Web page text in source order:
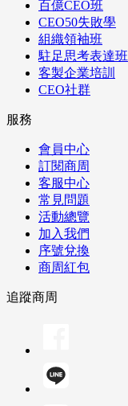
百億CEO班
CEO50失敗學
組織領袖班
駐足思考表達班
客製企業培訓
CEO社群
服務
會員中心
訂閱商周
客服中心
常見問題
活動總覽
加入我們
序號兌換
商周紅包
追蹤商周